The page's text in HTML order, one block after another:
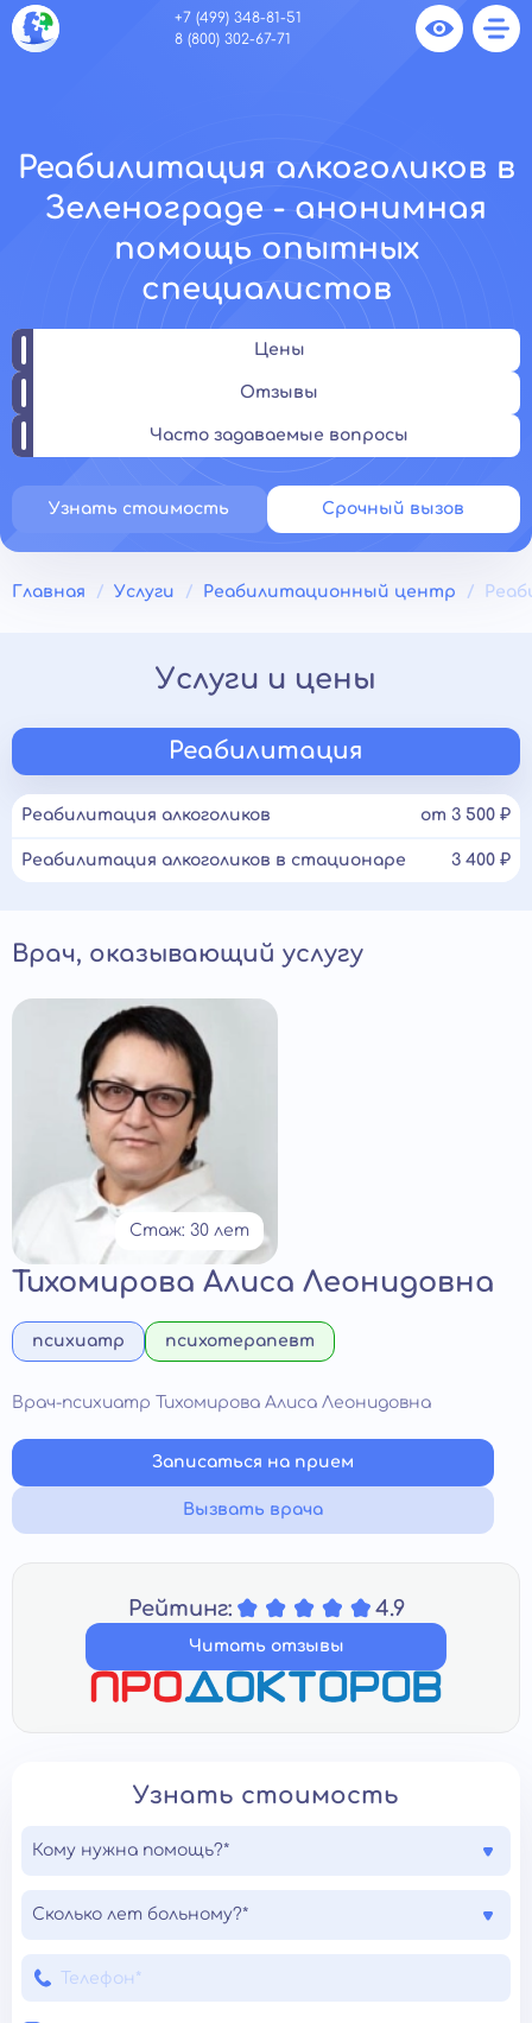
+7 (499) 348-81-51
8 (800) 302-67-71
Реабилитация алкоголиков в
Зеленограде - анонимная
помощь опытных
специалистов
Цены
Отзывы
Часто задаваемые вопросы
Узнать стоимость Срочный вызов
Главная Услуги Реабилитационный центр
Услуги и цены
Реабилитация
Реабилитация алкоголиков от 3 500 ₽
Реабилитация алкоголиков в стационаре 3 400 ₽
Врач, оказывающий услугу
Стаж: 30 лет
Тихомирова Алиса Леонидовна
психиатр психотерапевт
Врач-психиатр Тихомирова Алиса Леонидовна
Записаться на прием
Вызвать врача
Рейтинг: 4.9
Читать отзывы
Узнать стоимость
Кому нужна помощь?*
Сколько лет больному?*